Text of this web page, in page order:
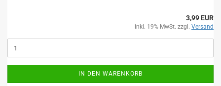
3,99 EUR
inkl. 19% MwSt. zzgl. Versand
IN DEN WARENKORB